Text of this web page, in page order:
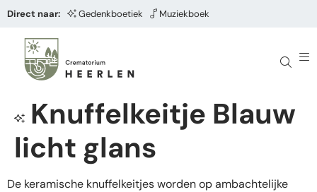
Direct naar: Gedenkboetiek Muziekboek
Knuffelkeitje Blauw
licht glans
De keramische knuffelkeitjes worden op ambachtelijke